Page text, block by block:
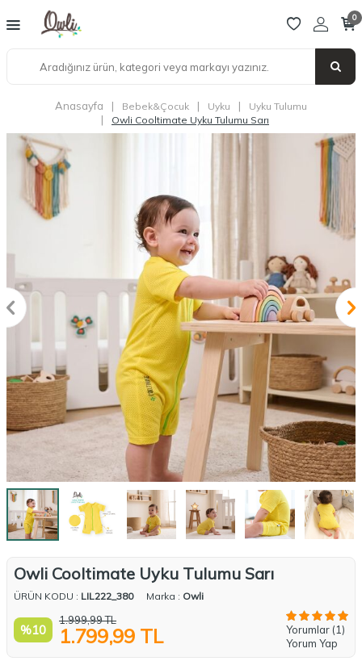
0
Anasayfa | Bebek&Çocuk | Uyku | Uyku Tulumu
| Owli Cooltimate Uyku Tulumu Sarı
Owli Cooltimate Uyku Tulumu Sarı
ÜRÜN KODU : LIL222_380 Marka : Owli
%10
1.999,99TL
1.799,99 TL
Yorumlar (1)
Yorum Yap